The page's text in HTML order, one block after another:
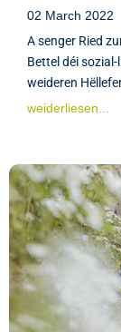
02 March 2022
A senger Ried
Bettel déi
weideren
weiderliesen...